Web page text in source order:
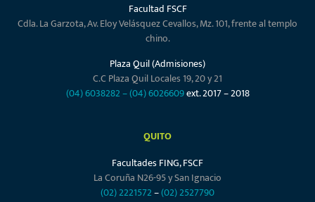
Facultad FSCF
Cdla. La Garzota, Av. Eloy Velásquez Cevallos, Mz. 101, frente al templo
chino.
Plaza Quil (Admisiones)
C.C Plaza Quil Locales 19, 20 y 21
(04) 6038282–(04) 6026609ext. 2017 – 2018
QUITO
Facultades FING, FSCF
La Coruña N26-95 y San Ignacio
(02) 2221572–(02) 2527790